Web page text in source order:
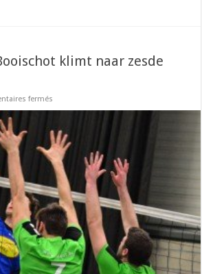
klimt naar zesde
fermés
Mendo
Booischot
klimt
naar
zesde
plaats